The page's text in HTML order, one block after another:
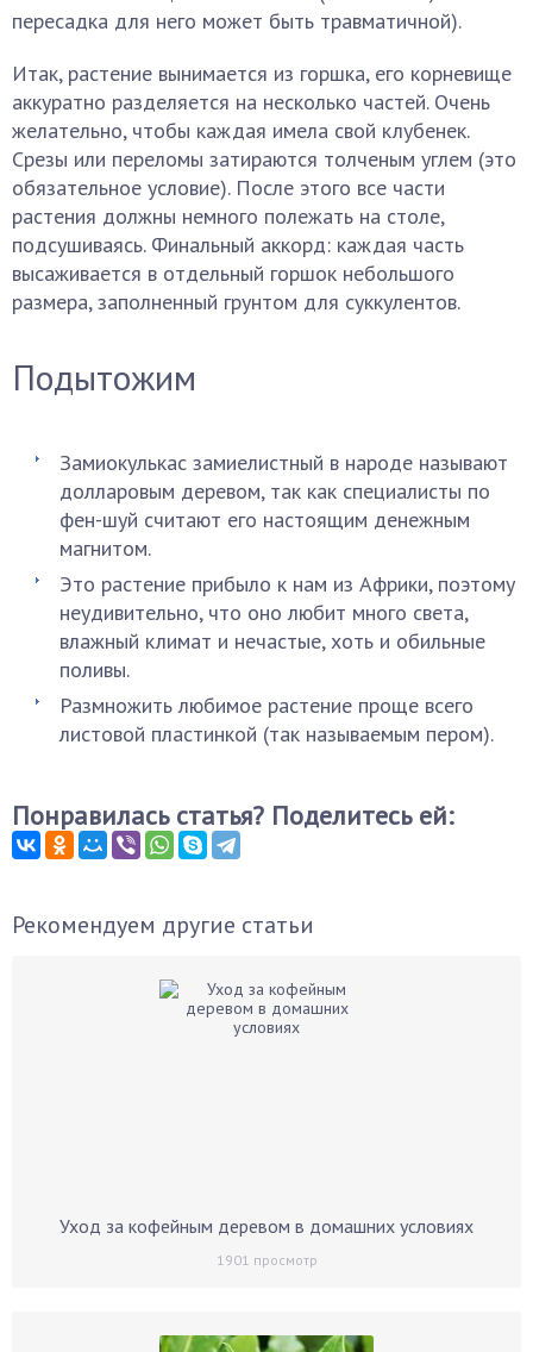
пересадка для него может быть травматичной).
Итак, растение вынимается из горшка, его корневище
аккуратно разделяется на несколько частей. Очень
желательно, чтобы каждая имела свой клубенек.
Срезы или переломы затираются толченым углем (это
обязательное условие). После этого все части
растения должны немного полежать на столе,
подсушиваясь. Финальный аккорд: каждая часть
высаживается в отдельный горшок небольшого
размера, заполненный грунтом для суккулентов.
Подытожим
Замиокулькас замиелистный в народе называют
долларовым деревом, так как специалисты по
фен-шуй считают его настоящим денежным
магнитом.
Это растение прибыло к нам из Африки, поэтому
неудивительно, что оно любит много света,
влажный климат и нечастые, хоть и обильные
поливы.
Размножить любимое растение проще всего
листовой пластинкой (так называемым пером).
Понравилась статья? Поделитесь ей:
Рекомендуем другие статьи
Уход за кофейным деревом в домашних условиях
1901 просмотр